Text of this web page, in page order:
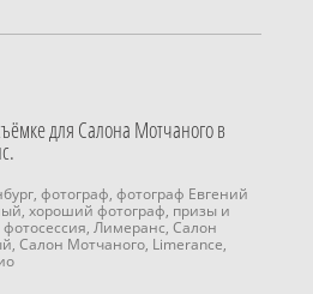
для Салона Мотчаного в
фотограф, фотограф Евгений
хороший фотограф, призы и
фотосессия, Лимеранс, Салон
Салон Мотчаного, Limerance,